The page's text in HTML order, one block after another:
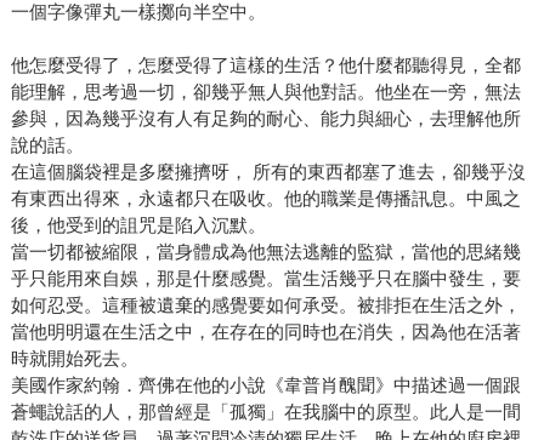
一個字像彈丸一樣擲向半空中。
他怎麼受得了，怎麼受得了這樣的生活？他什麼都聽得見，全都
能理解，思考過一切，卻幾乎無人與他對話。他坐在一旁，無法
參與，因為幾乎沒有人有足夠的耐心、能力與細心，去理解他所
說的話。
在這個腦袋裡是多麼擁擠呀， 所有的東西都塞了進去，卻幾乎沒
有東西出得來，永遠都只在吸收。他的職業是傳播訊息。中風之
後，他受到的詛咒是陷入沉默。
當一切都被縮限，當身體成為他無法逃離的監獄，當他的思緒幾
乎只能用來自娛，那是什麼感覺。當生活幾乎只在腦中發生，要
如何忍受。這種被遺棄的感覺要如何承受。被排拒在生活之外，
當他明明還在生活之中，在存在的同時也在消失，因為他在活著
時就開始死去。
美國作家約翰．齊佛在他的小說《韋普肖醜聞》中描述過一個跟
蒼蠅說話的人，那曾經是「孤獨」在我腦中的原型。此人是一間